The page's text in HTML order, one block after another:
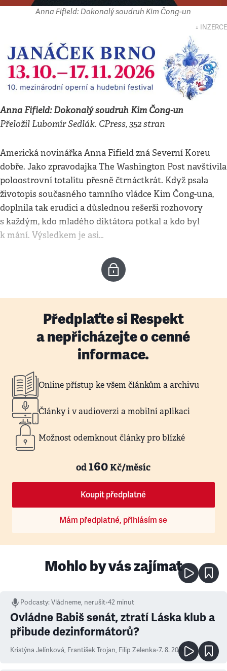
Anna Fifield: Dokonalý soudruh Kim Čong-un
↓ INZERCE
Anna Fifield: Dokonalý soudruh Kim Čong-un
Přeložil Lubomír Sedlák. CPress, 352 stran
Americká novinářka Anna Fifield zná Severní Koreu
dobře. Jako zpravodajka The Washington Post navštívila
poloostrovní totalitu přesně čtrnáctkrát. Když psala
životopis současného tamního vládce Kim Čong-una,
doplnila tak erudici a důslednou rešerši rozhovory
s každým, kdo mladého diktátora potkal a kdo byl
k mání. Výsledkem je asi…
Předplaťte si Respekt
a nepřicházejte o cenné
informace.
Online přístup ke všem článkům a archivu
Články i v audioverzi a mobilní aplikaci
Možnost odemknout články pro blízké
od160Kč/měsíc
Koupit předplatné
Mám předplatné, přihlásím se
Mohlo by vás zajímat
Podcasty:Vládneme, nerušit•42 minut
Ovládne Babiš senát, ztratí Láska klub a
přibude dezinformátorů?
Kristýna Jelínková, František Trojan, Filip Zelenka•7. 8. 2026